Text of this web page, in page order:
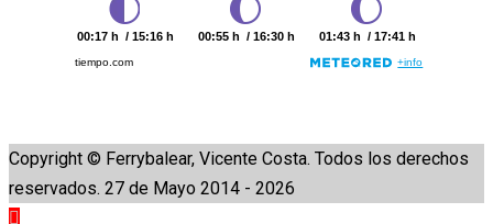
Copyright © Ferrybalear, Vicente Costa. Todos los derechos
reservados. 27 de Mayo 2014 - 2026